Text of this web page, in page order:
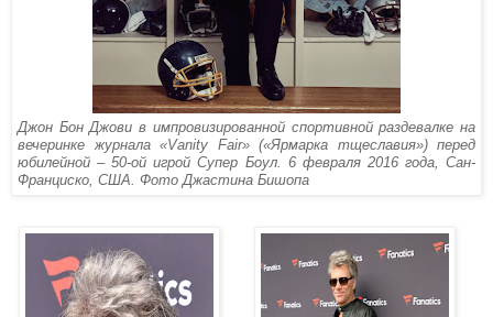
Джон Бон Джови в импровизированной спортивной раздевалке на
вечеринке журнала «Vanity Fair» («Ярмарка тщеславия») перед
юбилейной – 50-ой игрой Супер Боул. 6 февраля 2016 года, Сан-
Франциско, США. Фото Джастина Бишопа